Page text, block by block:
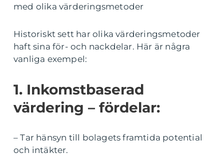
med olika värderingsmetoder
Historiskt sett har olika värderingsmetoder
haft sina för- och nackdelar. Här är några
vanliga exempel:
1. Inkomstbaserad
värdering – fördelar:
– Tar hänsyn till bolagets framtida potential
och intäkter.